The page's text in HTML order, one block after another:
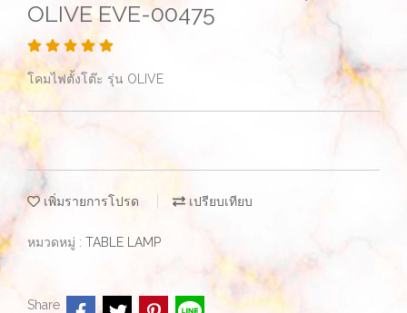
OLIVE EVE-00475
โคมไฟตั้งโต๊ะ รุ่น OLIVE
เพิ่มรายการโปรด เปรียบเทียบ
หมวดหมู่ : TABLE LAMP
Share